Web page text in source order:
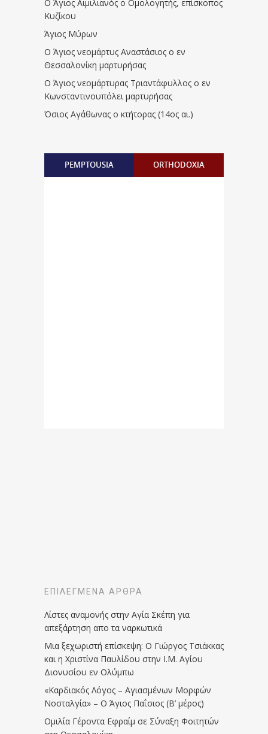
Ο Άγιος Αιμιλιανός ο Ομολογητής, επίσκοπος
Κυζίκου
Άγιος Μύρων
Ο Άγιος νεομάρτυς Αναστάσιος ο εν
Θεσσαλονίκη μαρτυρήσας
Ο Άγιος νεομάρτυρας Τριαντάφυλλος ο εν
Κωνσταντινουπόλει μαρτυρήσας
Όσιος Αγάθωνας ο κτήτορας (14ος αι.)
PEMPTOUSIA ORTHODOXIA
ΕΠΙΛΕΓΜΈΝΑ ΆΡΘΡΑ
Λίστες αναμονής στην Αγία Σκέπη για
απεξάρτηση απο τα ναρκωτικά
Μια ξεχωριστή επίσκεψη: Ο Γιώργος Τσιάκκας
και η Χριστίνα Παυλίδου στην Ι.Μ. Αγίου
Διονυσίου εν Ολύμπω
«Καρδιακός Λόγος – Αγιασμένων Μορφών
Νοσταλγία» – Ο Άγιος Παΐσιος (Β’ μέρος)
Ομιλία Γέροντα Εφραίμ σε Σύναξη Φοιτητών